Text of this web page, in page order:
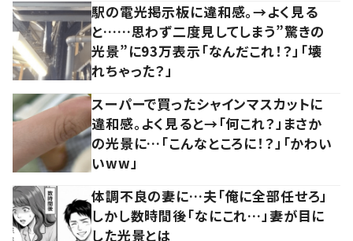
駅の電光掲示板に違和感。→よく見る
と……思わず二度見してしまう”驚きの
光景”に93万表示「なんだこれ！？」「壊
れちゃった？」
スーパーで買ったシャインマスカットに
違和感。よく見ると→「何これ？」まさか
の光景に…「こんなところに！？」「かわい
いww」
体調不良の妻に…夫「俺に全部任せろ」
しかし数時間後「なにこれ…」妻が目に
した光景とは